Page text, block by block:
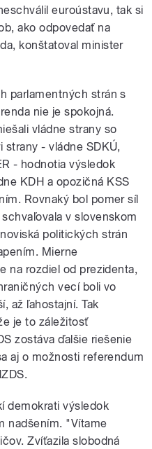
euroústavu, tak si
ako odpovedať na
konštatoval minister
parlamentných strán s
nie je spokojná.
vládne strany so
- vládne SDKÚ,
- hodnotia výsledok
KDH a opozičná KSS
Rovnaký bol pomer síl
v slovenskom
politických strán
Mierne
na rozdiel od prezidenta,
vecí boli vo
až ľahostajní. Tak
je to záležitosť
zostáva ďalšie riešenie
aj o možnosti referendum
demokrati výsledok
nadšením. "Vítame
Zvíťazila slobodná